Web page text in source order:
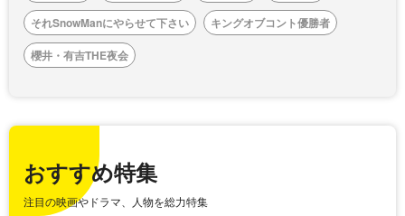
それSnowManにやらせて下さい
キングオブコント優勝者
櫻井・有吉THE夜会
おすすめ特集
注目の映画やドラマ、人物を総力特集